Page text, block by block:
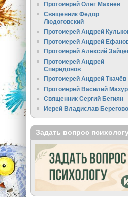
Протоиерей Олег Махнёв
Священник Федор
Людоговский
Протоиерей Андрей
Протоиерей Андрей
Протоиерей Алексий
Протоиерей Андрей
Спиридонов
Протоиерей Андрей Ткачёв
Протоиерей Василий Мазур
Священник Сергий Бегиян
Иерей Владислав
Задать вопрос